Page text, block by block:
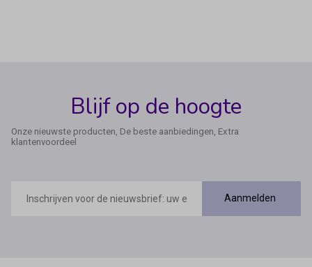
Blijf op de hoogte
Onze nieuwste producten, De beste aanbiedingen, Extra
klantenvoordeel
mailadres
Aanmelden